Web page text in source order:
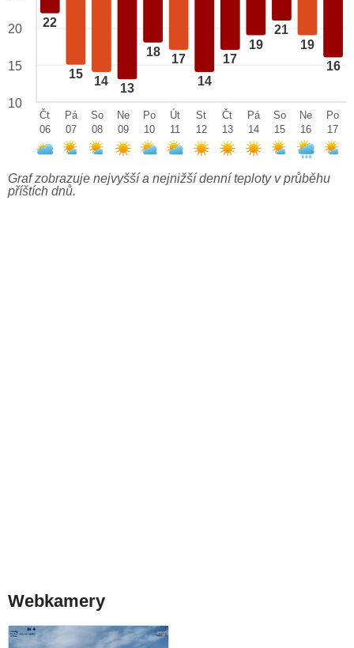
22
15
14
13
18
17
14
17
19
21
19
16
20
15
10
Čt
06
Pá
07
So
08
Ne
09
Po
10
Út
11
St
12
Čt
13
Pá
14
So
15
Ne
16
Po
17
Graf zobrazuje nejvyšší a nejnižší denní teploty v průběhu
příštích dnů.
Webkamery